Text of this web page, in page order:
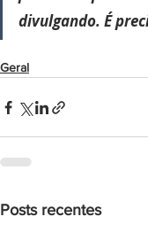
divulgando. É
Geral
Posts recentes